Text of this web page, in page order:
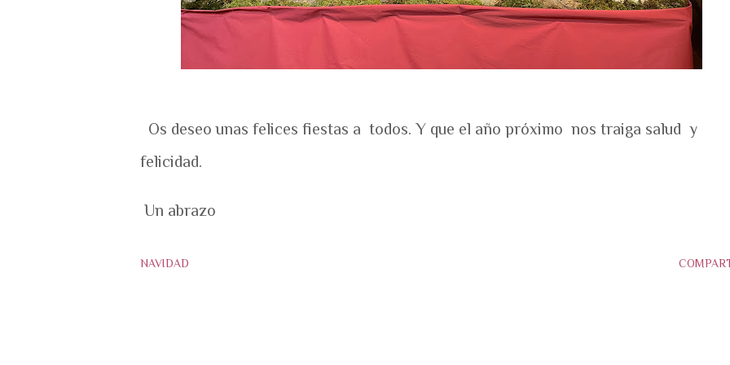
Os deseo unas felices fiestas a todos. Y que el año próximo nos traiga salud y
felicidad.
Un abrazo
NAVIDAD